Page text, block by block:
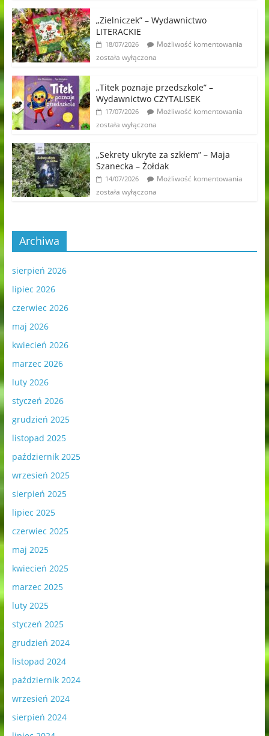
„Zielniczek” – Wydawnictwo
LITERACKIE
18/07/2026
Możliwość komentowania
została wyłączona
„Titek poznaje przedszkole” –
Wydawnictwo CZYTALISEK
17/07/2026
Możliwość komentowania
została wyłączona
„Sekrety ukryte za szkłem” – Maja
Szanecka – Żołdak
14/07/2026
Możliwość komentowania
została wyłączona
Archiwa
sierpień 2026
lipiec 2026
czerwiec 2026
maj 2026
kwiecień 2026
marzec 2026
luty 2026
styczeń 2026
grudzień 2025
listopad 2025
październik 2025
wrzesień 2025
sierpień 2025
lipiec 2025
czerwiec 2025
maj 2025
kwiecień 2025
marzec 2025
luty 2025
styczeń 2025
grudzień 2024
listopad 2024
październik 2024
wrzesień 2024
sierpień 2024